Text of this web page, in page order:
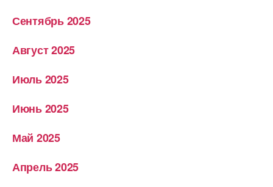
Сентябрь 2025
Август 2025
Июль 2025
Июнь 2025
Май 2025
Апрель 2025